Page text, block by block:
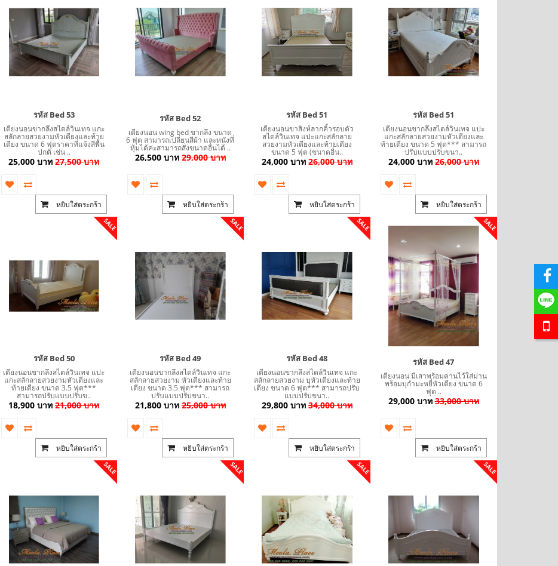
SALE
13,500 บาท 15,800 บาท
SALE
12,500 บาท 13,500 บาท
หยิบใส่ตระกร้า
โซฟาอาร์มแชร์พนักเท่า ขากลึง เย็บกระดุม ขนาด
18,500 บาท 24,000 บาท
โซฟา Bed
รหัส Bed 53
เตียงนอนขากลึงสไตล์วินเทจ แกะ
สลักลายสวยงามหัวเตียงและท้าย
เตียง ขนาด 6 ฟุตราคาที่แจ้งสีพื้น
ปกติ เช่น ..
25,000 บาท 27,500 บาท
หยิบใส่ตระกร้า
รหัส Bed 52
เตียงนอน wing bed ขากลึง ขนาด
6 ฟุต สามารถเปลี่ยนสีผ้า และหนังที่
หุ้มได้ค่ะสามารถสั่งขนาดอื่นได้ ..
26,500 บาท 29,000 บาท
หยิบใส่ตระกร้า
รหัส Bed 51
เตียงนอนขาสิงห์ลากคิ้วรอบตัว
สไตล์วินเทจ แปะแกะสลักลาย
สวยงามหัวเตียงและท้ายเตียง
ขนาด 5 ฟุต (ขนาดอื่น..
24,000 บาท 26,000 บาท
หยิบใส่ตระกร้า
รหัส Bed 51
เตียงนอนขากลึงสไตล์วินเทจ แปะ
แกะสลักลายสวยงามหัวเตียงและ
ท้ายเตียง ขนาด 5 ฟุต*** สามารถ
ปรับแบบปรับขนา..
24,000 บาท 26,000 บาท
หยิบใส่ตระกร้า
SALE
รหัส Bed 50
เตียงนอนขากลึงสไตล์วินเทจ แปะ
แกะสลักลายสวยงามหัวเตียงและ
ท้ายเตียง ขนาด 3.5 ฟุต***
สามารถปรับแบบปรับข..
18,900 บาท 21,000 บาท
หยิบใส่ตระกร้า
SALE
รหัส Bed 49
เตียงนอนขากลึงสไตล์วินเทจ แกะ
สลักลายสวยงาม หัวเตียงและท้าย
เตียง ขนาด 3.5 ฟุต*** สามารถ
ปรับแบบปรับขนา..
21,800 บาท 25,000 บาท
หยิบใส่ตระกร้า
SALE
รหัส Bed 48
เตียงนอนขากลึงสไตล์วินเทจ แกะ
สลักลายสวยงาม บุหัวเตียงและท้าย
เตียง ขนาด 6 ฟุต*** สามารถปรับ
แบบปรับขนา..
29,800 บาท 34,000 บาท
หยิบใส่ตระกร้า
SALE
รหัส Bed 47
เตียงนอน มีเสาพร้อมคานไว้ใส่ม่าน
พร้อมบุกำมะหยี่หัวเตียง ขนาด 6
ฟุต ..
29,000 บาท 33,000 บาท
หยิบใส่ตระกร้า
SALE SALE SALE SALE